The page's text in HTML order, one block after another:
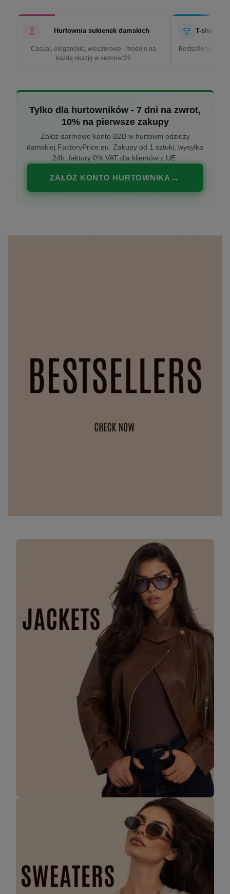
Hurtownia sukienek damskich
Casual, eleganckie, wieczorowe - modele na
każdą okazję w sezonie'26
T-shirty
Bestsellery w
Tylko dla hurtowników - 7 dni na zwrot,
10% na pierwsze zakupy
Załóż darmowe konto B2B w hurtowni odzieży
damskiej FactoryPrice.eu. Zakupy od 1 sztuki, wysyłka
24h, faktury 0% VAT dla klientów z UE.
ZAŁÓŻ KONTO HURTOWNIKA